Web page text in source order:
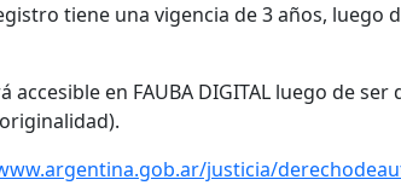
tiene una vigencia de 3 años, luego
en FAUBA DIGITAL luego de
justicia/